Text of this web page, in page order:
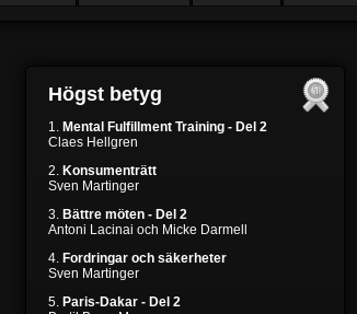
Högst betyg
1. Mental Fulfillment Training - Del 2
Claes Hellgren
2. Konsumenträtt
Sven Martinger
3. Bättre möten - Del 2
Antoni Lacinai och Micke Darmell
4. Fordringar och säkerheter
Sven Martinger
5. Paris-Dakar - Del 2